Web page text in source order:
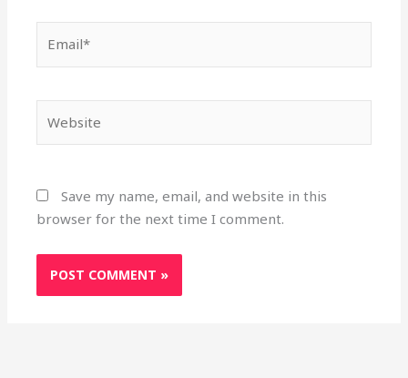
Save my name, email, and website in this
browser for the next time I comment.